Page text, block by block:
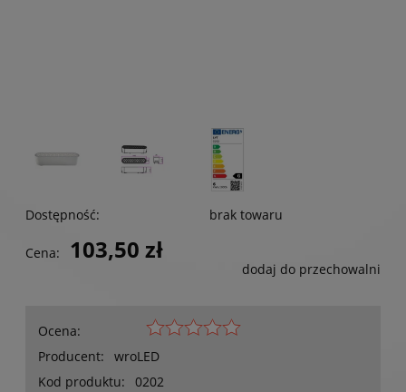
Dostępność: brak towaru
Cena: 103,50 zł
dodaj do przechowalni
Ocena:
Producent:
wroLED
Kod produktu:
0202